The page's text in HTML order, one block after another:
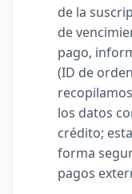
de la
de
pago,
(ID de
los datos
crédito;
forma
pagos